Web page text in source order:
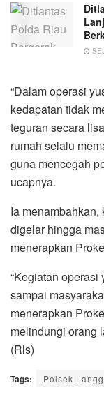
“Dalam operasi
kedapatan tidak
teguran secara
rumah selalu
guna mencegah
ucapnya.
Ia
digelar hingga
menerapkan
“Kegiatan
sampai
menerapkan
melindungi orang
(Rls)
Tags: Polsek